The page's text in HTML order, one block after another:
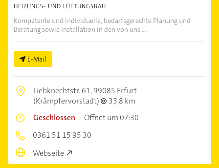
HEIZUNGS- UND LÜFTUNGSBAU
Kompetente und individuelle, bedarfsgerechte Planung und
Beratung sowie Installation in den von uns ...
E-Mail
Liebknechtstr. 61,99085 Erfurt
(Krämpfervorstadt)
33,8 km
Geschlossen –Öffnet um 07:30
0361 51 15 95 30
Webseite